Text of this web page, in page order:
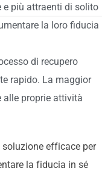
e più attraenti di solito
la loro fiducia
di recupero
rapido. La maggior
alle proprie attività
efficace per
la fiducia in sé